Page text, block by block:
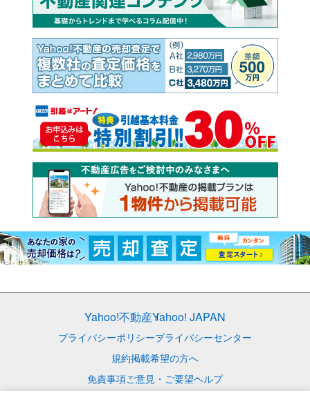
Yahoo!不動産Yahoo! JAPAN
プライバシーポリシープライバシーセンター
規約掲載希望の方へ
免責事項ご意見・ご要望ヘルプ